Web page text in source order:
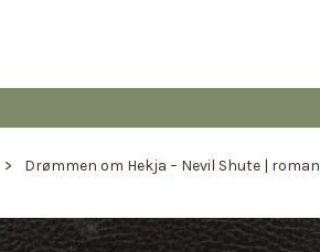
Drømmen om Hekja – Nevil Shute | roman